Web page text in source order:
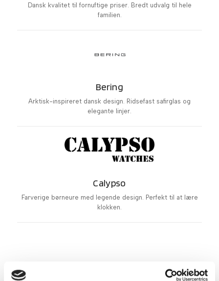
Dansk kvalitet til fornuftige priser. Bredt udvalg til hele
familien.
Bering
Arktisk-inspireret dansk design. Ridsefast safirglas og
elegante linjer.
Calypso
Farverige børneure med legende design. Perfekt til at lære
klokken.